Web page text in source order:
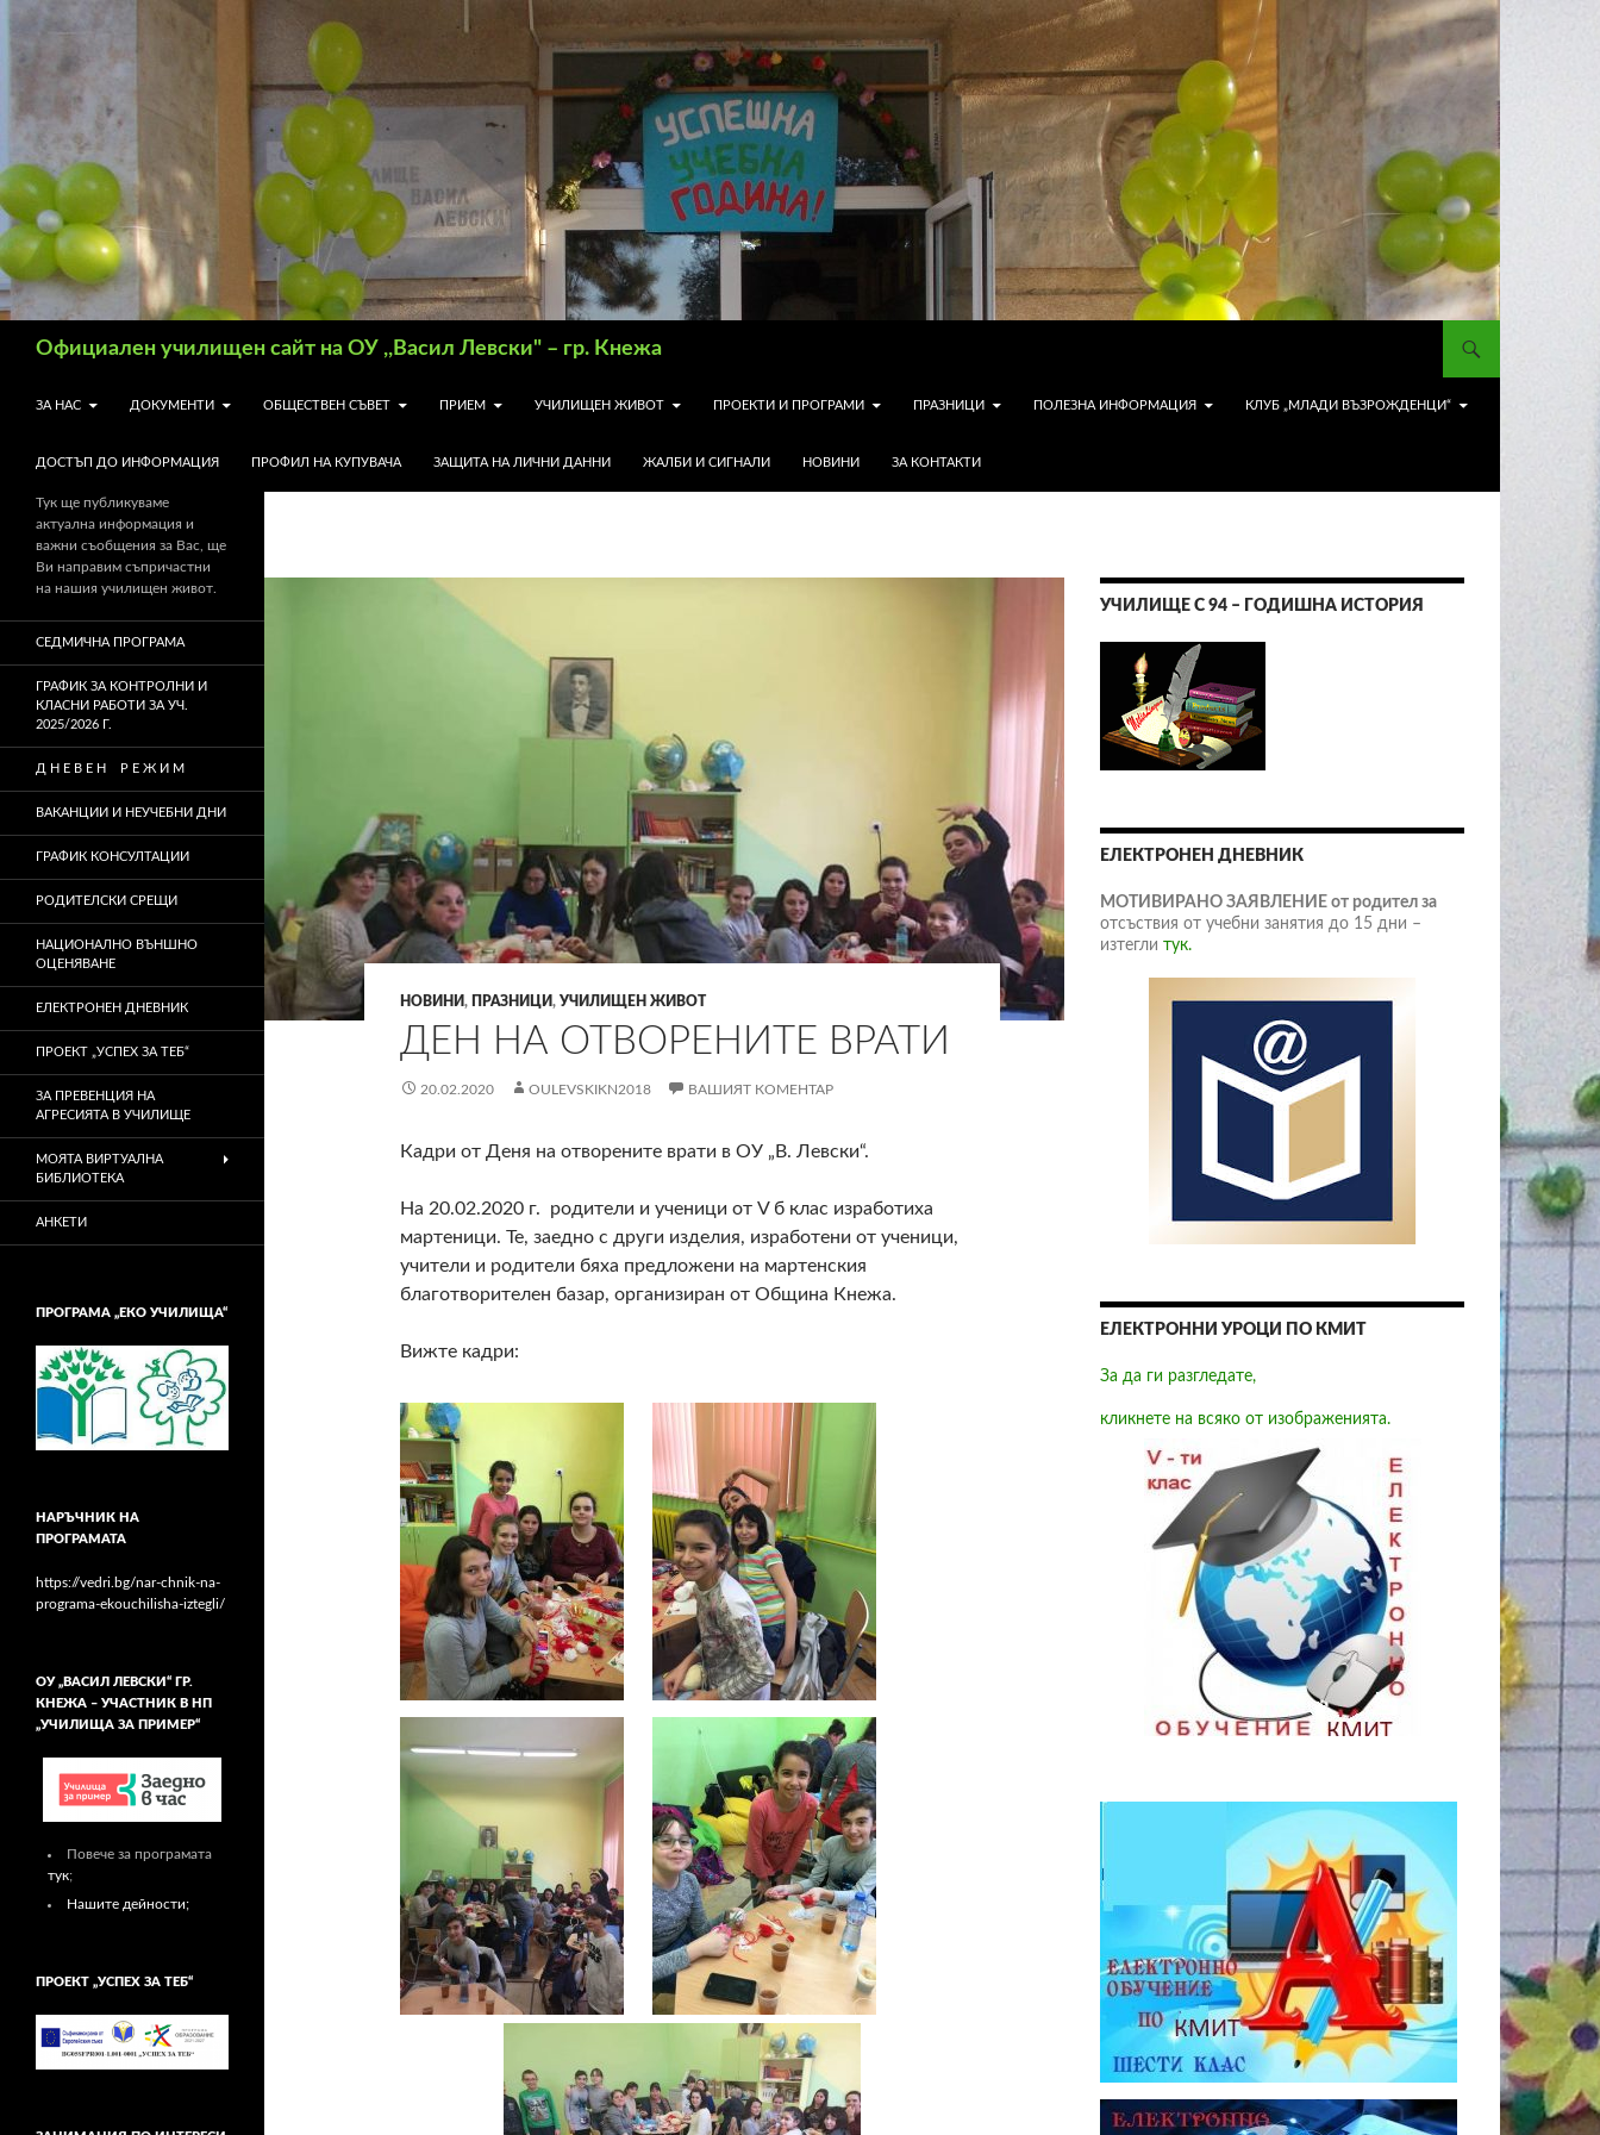
Официален училищен сайт на ОУ ,,Васил Левски" – гр. Кнежа
ЗА НАС
ДОКУМЕНТИ ОБЩЕСТВЕН СЪВЕТ ПРИЕМ УЧИЛИЩЕН ЖИВОТ ПРОЕКТИ И ПРОГРАМИ ПРАЗНИЦИ ПОЛЕЗНА ИНФОРМАЦИЯ КЛУБ „МЛАДИ ВЪЗРОЖДЕНЦИ“
ДОСТЪП ДО ИНФОРМАЦИЯ ПРОФИЛ НА КУПУВАЧА ЗАЩИТА НА ЛИЧНИ ДАННИ ЖАЛБИ И СИГНАЛИ НОВИНИ ЗА КОНТАКТИ
НОВИНИ, ПРАЗНИЦИ, УЧИЛИЩЕН ЖИВОТ
ДЕН НА ОТВОРЕНИТЕ ВРАТИ
20.02.2020 OULEVSKIKN2018 ВАШИЯТ КОМЕНТАР
Кадри от Деня на отворените врати в ОУ „В. Левски“.
На 20.02.2020 г. родители и ученици от V б клас изработиха
мартеници. Те, заедно с други изделия, изработени от ученици,
учители и родители бяха предложени на мартенския
благотворителен базар, организиран от Община Кнежа.
Вижте кадри:
УЧИЛИЩЕ С 94 – ГОДИШНА ИСТОРИЯ
ЕЛЕКТРОНЕН ДНЕВНИК
МОТИВИРАНО ЗАЯВЛЕНИЕ от родител за
отсъствия от учебни занятия до 15 дни –
изтегли тук.
ЕЛЕКТРОННИ УРОЦИ ПО КМИТ
За да ги разгледате,
кликнете на всяко от изображенията.
Тук ще публикуваме
актуална информация и
важни съобщения за Вас, ще
Ви направим съпричастни
на нашия училищен живот.
СЕДМИЧНА ПРОГРАМА
ГРАФИК ЗА КОНТРОЛНИ И
КЛАСНИ РАБОТИ ЗА УЧ.
2025/2026 Г.
Д Н Е В Е Н Р Е Ж И М
ВАКАНЦИИ И НЕУЧЕБНИ ДНИ
ГРАФИК КОНСУЛТАЦИИ
РОДИТЕЛСКИ СРЕЩИ
НАЦИОНАЛНО ВЪНШНО
ОЦЕНЯВАНЕ
ЕЛЕКТРОНЕН ДНЕВНИК
ПРОЕКТ „УСПЕХ ЗА ТЕБ“
ЗА ПРЕВЕНЦИЯ НА
АГРЕСИЯТА В УЧИЛИЩЕ
МОЯТА ВИРТУАЛНА
БИБЛИОТЕКА
АНКЕТИ
ПРОГРАМА „ЕКО УЧИЛИЩА“
НАРЪЧНИК НА
ПРОГРАМАТА
https://vedri.bg/nar-chnik-na-
programa-ekouchilisha-iztegli/
ОУ „ВАСИЛ ЛЕВСКИ“ ГР.
КНЕЖА – УЧАСТНИК В НП
„УЧИЛИЩА ЗА ПРИМЕР“
Повече за програмата
тук;
Нашите дейности;
ПРОЕКТ „УСПЕХ ЗА ТЕБ“